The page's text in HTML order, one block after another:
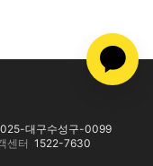
대구수성구-0099
센터 1522-7630